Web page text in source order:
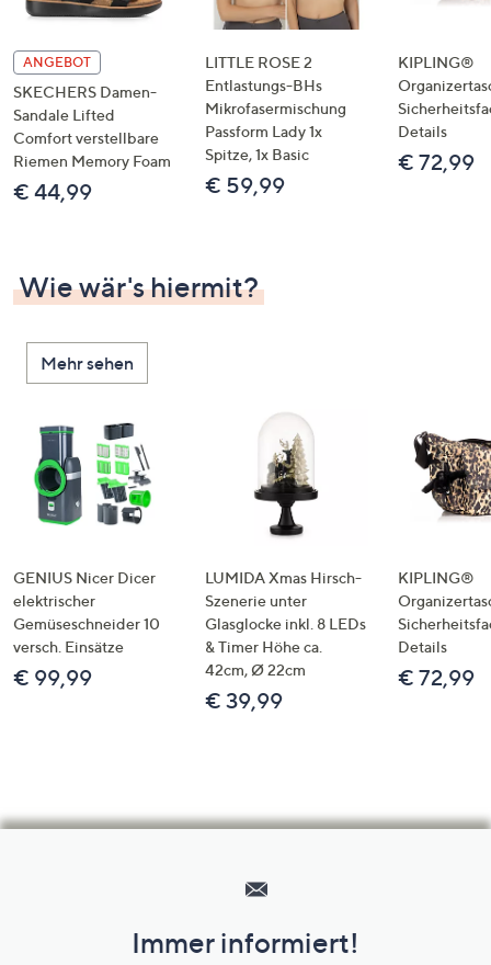
ANGEBOT
SKECHERS Damen-
Sandale Lifted
Comfort verstellbare
Riemen Memory Foam
€ 44,99
LITTLE ROSE 2
Entlastungs-BHs
Mikrofasermischung
Passform Lady 1x
Spitze, 1x Basic
€ 59,99
KIPLING®
Details
€ 72,99
Wie wär's hiermit?
Mehr sehen
GENIUS Nicer Dicer
elektrischer
Gemüseschneider 10
versch. Einsätze
€ 99,99
LUMIDA Xmas Hirsch-
Szenerie unter
Glasglocke inkl. 8 LEDs
& Timer Höhe ca.
42cm, Ø 22cm
€ 39,99
KIPLING®
Details
€ 72,99
Unternehmensinformationen
Immer informiert!